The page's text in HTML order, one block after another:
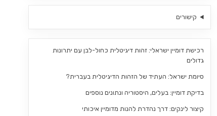
קישורים
רכישת דומיין ישראלי: זהות דיגיטלית כחול-לבן עם יתרונות
גדולים
סיומת ישראל: העתיד של הזהות הדיגיטלית בעברית?
בדיקת דומיין: בעלים, היסטוריה ונתונים נוספים
קיצור לינקים: דרך נהדרת להנות מדומיין איכותי